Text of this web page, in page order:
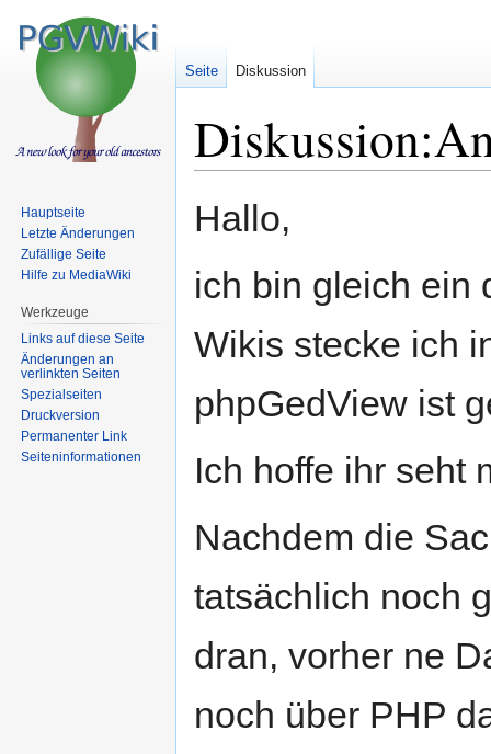
Navigation
Suche
Hallo,
ich bin gleich ein
Wikis stecke ich
phpGedView ist
Ich hoffe ihr seht
Nachdem die
tatsächlich noch
dran, vorher ne
noch über PHP
Seite Diskussion
Hauptseite
Letzte Änderungen
Zufällige Seite
Hilfe zu MediaWiki
Werkzeuge
Links auf diese Seite
Änderungen an
verlinkten Seiten
Spezialseiten
Druckversion
Permanenter Link
Seiten­informationen